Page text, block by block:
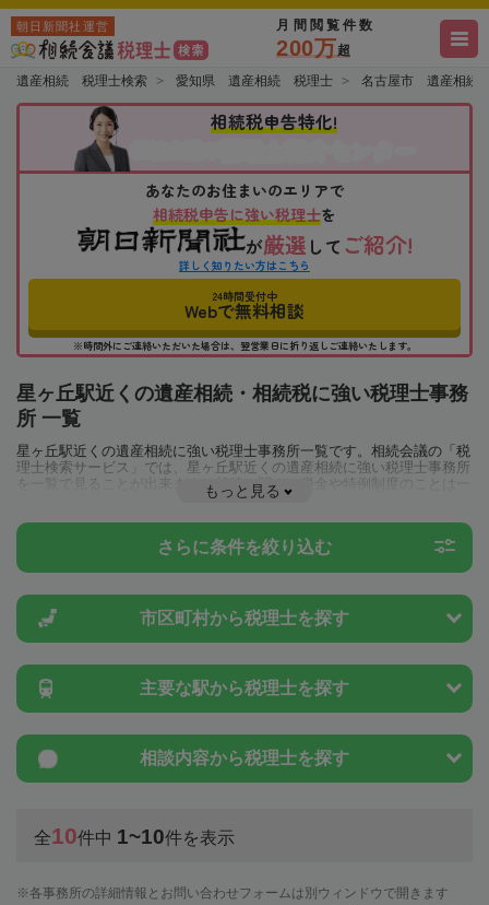
朝日新聞社運営 月間閲覧件数
200万超
遺産相続 税理士検索 愛知県 遺産相続 税理士 名古屋市 遺産相続
相続税申告特化!
あなたのお住まいのエリアで
相続税申告に強い税理士を
が厳選 して ご紹介!
詳しく知りたい方はこちら
24時間受付中
Webで無料相談
※時間外にご連絡いただいた場合は、翌営業日に折り返しご連絡いたします。
星ヶ丘駅近くの遺産相続・相続税に強い税理士事務
所 一覧
星ヶ丘駅近くの遺産相続に強い税理士事務所一覧です。相続会議の「税
理士検索サービス」では、星ヶ丘駅近くの遺産相続に強い税理士事務所
を一覧で見ることが出来ます。相続に関する税金や特例制度のことは一
度近隣の税理士に相談してみましょう。
もっと見る
さらに条件を絞り込む
市区町村から税理士を探す
主要な駅から税理士を探す
相談内容から税理士を探す
全10件中 1~10件を表示
各事務所の詳細情報とお問い合わせフォームは別ウィンドウで開きます